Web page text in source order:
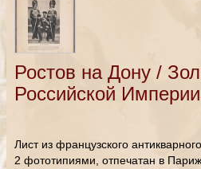
Ростов на Дону /
Российской Империи
Лист из французского
2 фототипиями, отпечатан в